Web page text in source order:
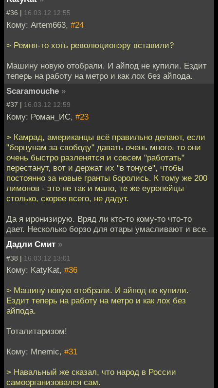
#36 | 16.03.12 12:55
Кому: Artem663, #24
> Ремня-то хоть революционэру вставили?
Машину новую отобрали. И айпод не купили. Ездит
теперь на работу на метро и как лох без айпода.
Scaramouche »
#37 | 16.03.12 12:59
Кому: Роман_ИС, #23
> Камрад, американцы всё правильно делают, если
"борцунам за свободу" давать очень много, то они
очень быстро разленятся и совсем "работать"
перестанут, вот и держат их "в тонусе", чтобы
постоянно за новые гранты боролись. К тому же 200
лимонов - это не так и мало, те же еуропейцы
столько, скорее всего, не дадут.
Да я иронизирую. Вряд ли кто-то кому-то что-то
дает. Несколько борзо для отары умасливают и все.
Дадли Смит »
#38 | 16.03.12 13:01
Кому: KatyKat, #36
> Машину новую отобрали. И айпод не купили.
Ездит теперь на работу на метро и как лох без
айпода.
Тоталитаризом!
Кому: Mnemic, #31
> Навальный же сказал, что народ в России
самоорганизовался сам.